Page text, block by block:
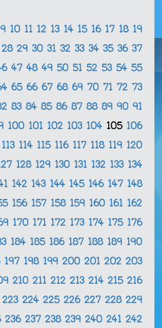
9 10 11 12 13 14 15 16 17 18 19
28 29 30 31 32 33 34 35 36 37
47 48 49 50 51 52 53 54 55
65 66 67 68 69 70 71 72 73
83 84 85 86 87 88 89 90 91
100 101 102 103 104 105 106
113 114 115 116 117 118 119 120
128 129 130 131 132 133 134
142 143 144 145 146 147 148
156 157 158 159 160 161 162
170 171 172 173 174 175 176
184 185 186 187 188 189 190
197 198 199 200 201 202 203
210 211 212 213 214 215 216
223 224 225 226 227 228 229
236 237 238 239 240 241 242